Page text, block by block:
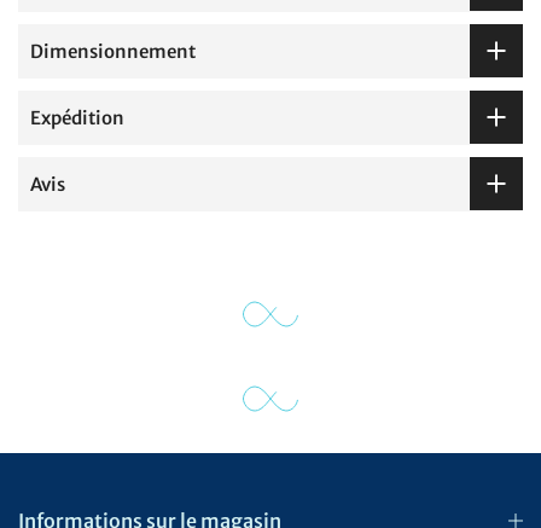
Dimensionnement
Expédition
Avis
Informations sur le magasin